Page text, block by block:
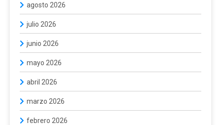
agosto 2026
julio 2026
junio 2026
mayo 2026
abril 2026
marzo 2026
febrero 2026